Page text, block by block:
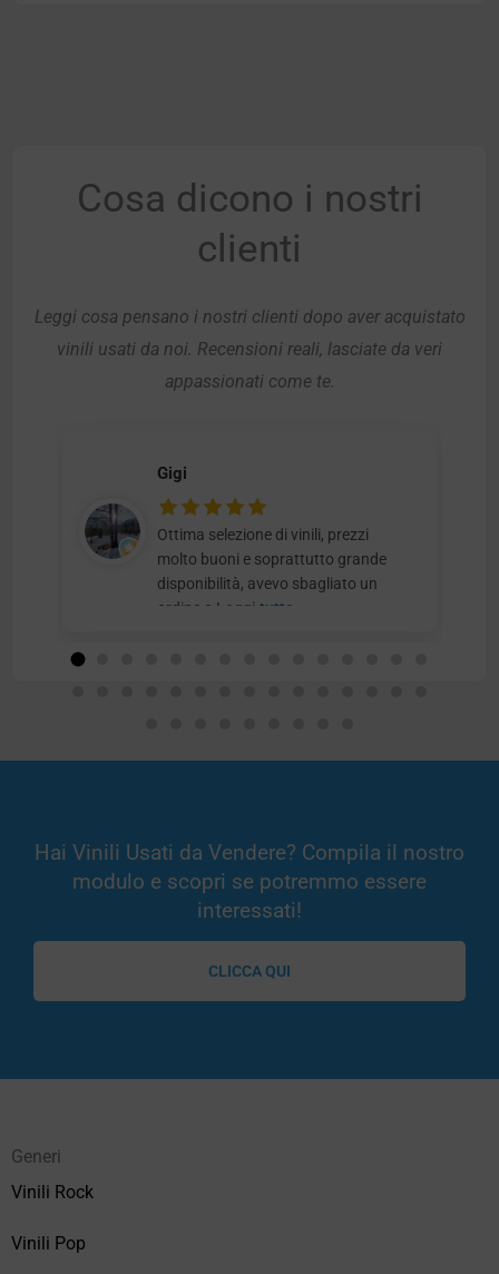
Cosa dicono i nostri
clienti
Leggi cosa pensano i nostri clienti dopo aver acquistato
vinili usati da noi. Recensioni reali, lasciate da veri
appassionati come te.
Gigi
Ottima selezione di vinili, prezzi
molto buoni e soprattutto grande
disponibilità, avevo sbagliato un
ordine e Leggi tutto
Hai Vinili Usati da Vendere? Compila il nostro
modulo e scopri se potremmo essere
interessati!
CLICCA QUI
Generi
Vinili Rock
Vinili Pop